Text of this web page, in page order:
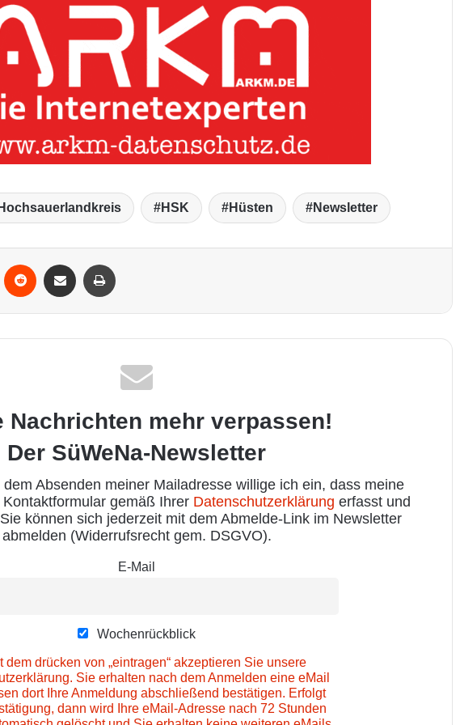
Hochsauerlandkreis HSK Hüsten Newsletter
Nachrichten mehr verpassen!
Der SüWeNa-Newsletter
Absenden meiner Mailadresse willige ich ein, dass meine
gemäß Ihrer Datenschutzerklärung erfasst und
können sich jederzeit mit dem Abmelde-Link im Newsletter
abmelden (Widerrufsrecht gem. DSGVO).
E-Mail
Wochenrückblick
dem drücken von „eintragen“ akzeptieren Sie unsere
Sie erhalten nach dem Anmelden eine eMail
dort Ihre Anmeldung abschließend bestätigen. Erfolgt
dann wird Ihre eMail-Adresse nach 72 Stunden